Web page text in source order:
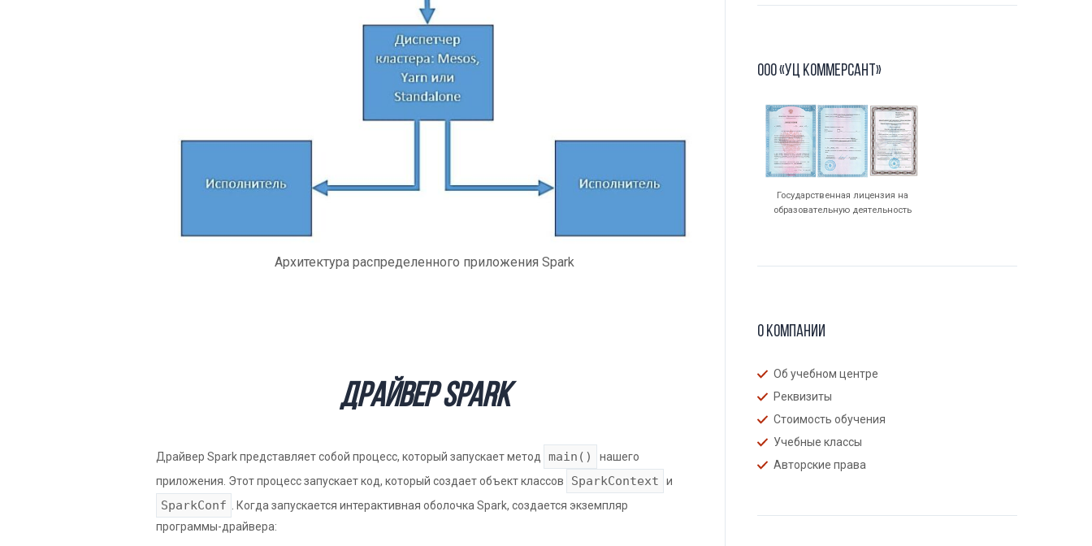
Архитектура распределенного приложения Spark
Драйвер Spark
Драйвер Spark представляет собой процесс, который запускает метод main()
нашего
приложения. Этот процесс запускает код, который создает объект классов
SparkContext и
SparkConf
. Когда запускается интерактивная оболочка Spark, создается экземпляр
программы-драйвера:
ООО «УЦ Коммерсант»
Государственная лицензия на
образовательную деятельность
О компании
Об учебном центре
Реквизиты
Стоимость обучения
Учебные классы
Авторские права